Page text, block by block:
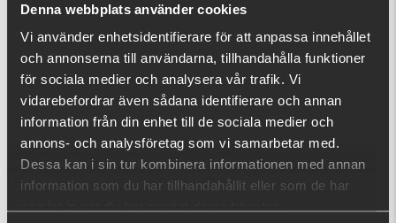
Denna webbplats använder cookies
Vi använder enhetsidentifierare för att anpassa innehållet
och annonserna till användarna, tillhandahålla funktioner
för sociala medier och analysera vår trafik. Vi
vidarebefordrar även sådana identifierare och annan
information från din enhet till de sociala medier och
annons- och analysföretag som vi samarbetar med.
Dessa kan i sin tur kombinera informationen med annan
information som du har tillhandahållit eller som de har
DU TITTADE NYLIGEN PÅ